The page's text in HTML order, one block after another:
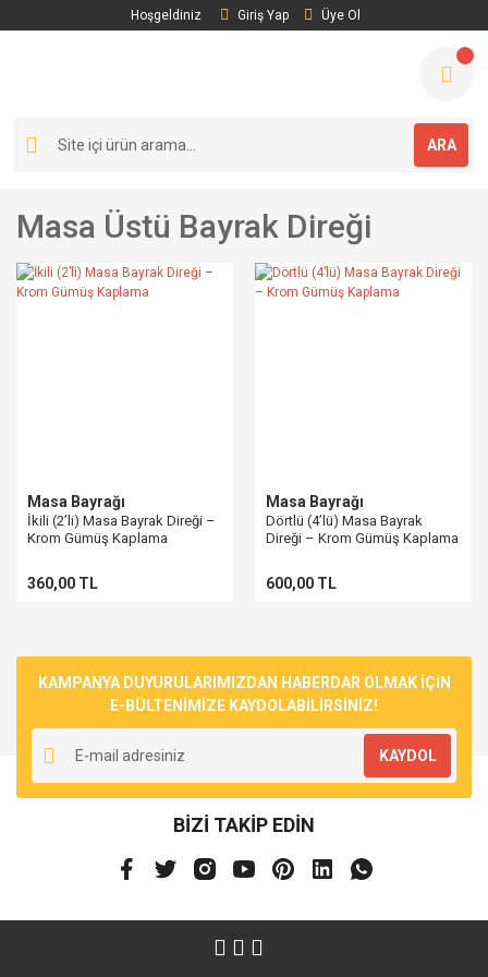
Hoşgeldiniz Giriş Yap Üye Ol
ARA
Masa Üstü Bayrak Direği
Masa Bayrağı
İkili (2’li) Masa Bayrak Direği –
Krom Gümüş Kaplama
360,00 TL
Masa Bayrağı
Dörtlü (4’lü) Masa Bayrak
Direği – Krom Gümüş Kaplama
600,00 TL
KAMPANYA DUYURULARIMIZDAN HABERDAR OLMAK İÇİN
E-BÜLTENİMİZE KAYDOLABİLİRSİNİZ!
KAYDOL
BİZİ TAKİP EDİN